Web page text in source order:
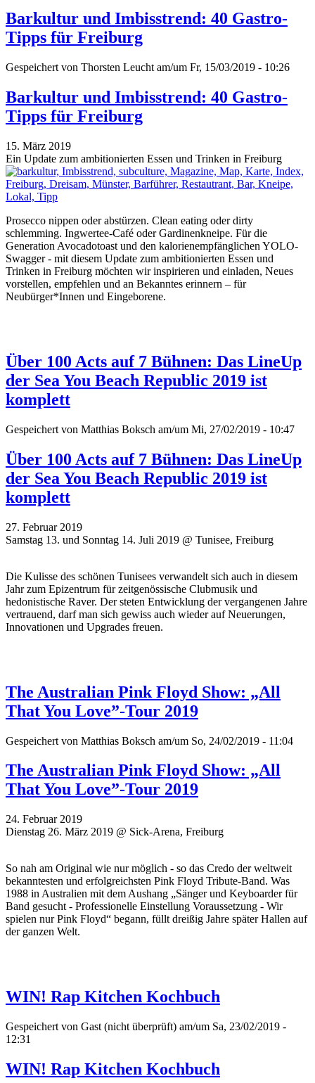
Barkultur und Imbisstrend: 40 Gastro-
Tipps für Freiburg
Gespeichert von Thorsten Leucht am/um Fr, 15/03/2019 - 10:26
Barkultur und Imbisstrend: 40 Gastro-
Tipps für Freiburg
15. März 2019
Ein Update zum ambitionierten Essen und Trinken in Freiburg
Prosecco nippen oder abstürzen. Clean eating oder dirty
schlemming. Ingwertee-Café oder Gardinenkneipe. Für die
Generation Avocadotoast und den kalorienempfänglichen YOLO-
Swagger - mit diesem Update zum ambitionierten Essen und
Trinken in Freiburg möchten wir inspirieren und einladen, Neues
vorstellen, empfehlen und an Bekanntes erinnern – für
Neubürger*Innen und Eingeborene.
Über 100 Acts auf 7 Bühnen: Das LineUp
der Sea You Beach Republic 2019 ist
komplett
Gespeichert von Matthias Boksch am/um Mi, 27/02/2019 - 10:47
Über 100 Acts auf 7 Bühnen: Das LineUp
der Sea You Beach Republic 2019 ist
komplett
27. Februar 2019
Samstag 13. und Sonntag 14. Juli 2019 @ Tunisee, Freiburg
Die Kulisse des schönen Tunisees verwandelt sich auch in diesem
Jahr zum Epizentrum für zeitgenössische Clubmusik und
hedonistische Raver. Der steten Entwicklung der vergangenen Jahre
vertrauend, darf man sich gewiss auch wieder auf Neuerungen,
Innovationen und Upgrades freuen.
The Australian Pink Floyd Show: „All
That You Love”-Tour 2019
Gespeichert von Matthias Boksch am/um So, 24/02/2019 - 11:04
The Australian Pink Floyd Show: „All
That You Love”-Tour 2019
24. Februar 2019
Dienstag 26. März 2019 @ Sick-Arena, Freiburg
So nah am Original wie nur möglich - so das Credo der weltweit
bekanntesten und erfolgreichsten Pink Floyd Tribute-Band. Was
1988 in Australien mit dem Aushang „Sänger und Keyboarder für
Band gesucht - Professionelle Einstellung Voraussetzung - Wir
spielen nur Pink Floyd“ begann, füllt dreißig Jahre später Hallen auf
der ganzen Welt.
WIN! Rap Kitchen Kochbuch
Gespeichert von Gast (nicht überprüft) am/um Sa, 23/02/2019 -
12:31
WIN! Rap Kitchen Kochbuch